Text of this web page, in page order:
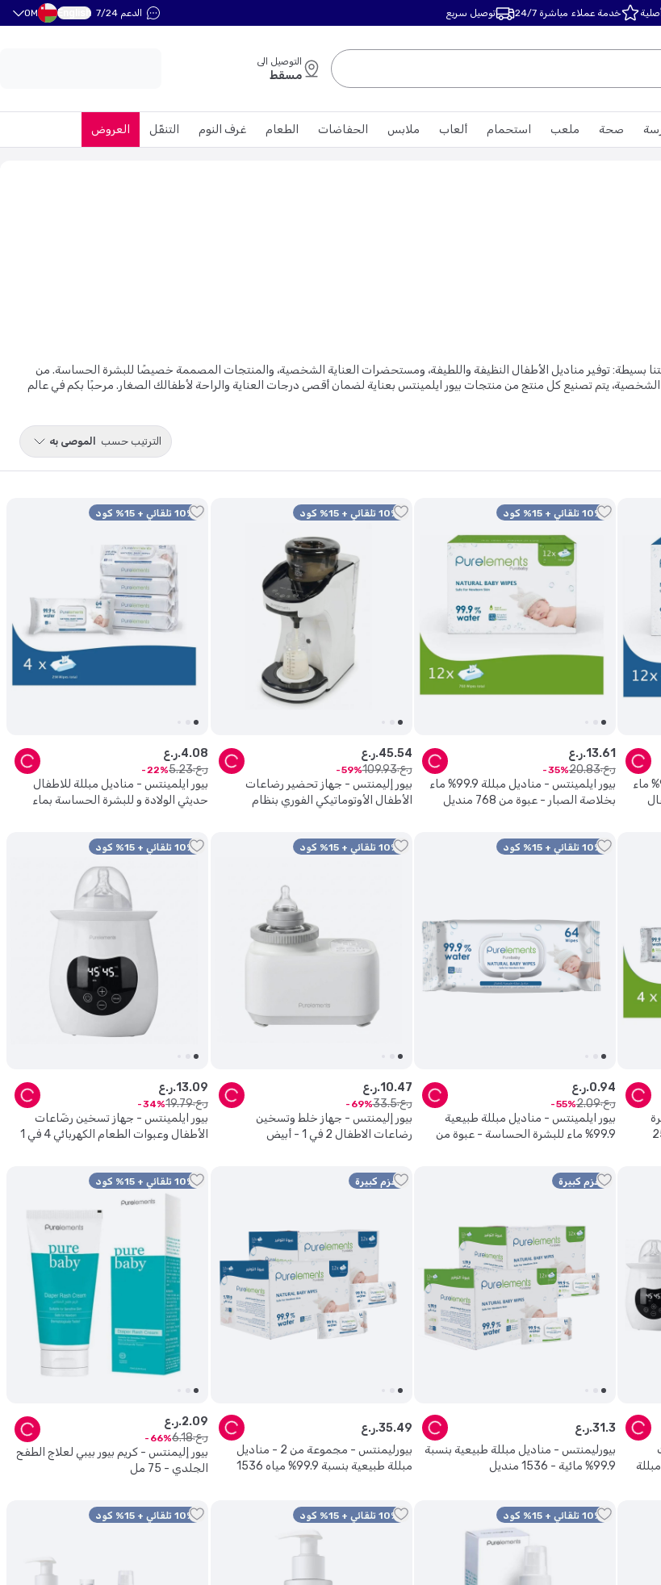
خدمة عملاء مباشرة 24/7 توصيل سريع الدعم 7/24 English
OM
التوصيل الى
مسقط
العروض التنقّل غرف النوم الطعام الحفاضات ملابس ألعاب استحمام ملعب صحة
بسيطة: توفير مناديل الأطفال النظيفة واللطيفة، ومستحضرات العناية الشخصية، والمنتجات المصممة خصيصًا للبشرة الحساسة. من
يتم تصنيع كل منتج من منتجات بيور ايلمينتس بعناية لضمان أقصى درجات العناية والراحة لأطفالك الصغار. مرحبًا بكم في عالم
الترتيب حسب الموصى به
بيور ايلمينتس - مناديل مبللة 99.9% ماء
10% تلقائي + 15% كود
بيور ايلمينتس - مناديل مبللة 99.9% ماء
بخلاصة الصبار - عبوة من 768 منديل
ر.ع.13.61
ر.ع.
20.83
35
10% تلقائي + 15% كود
بيور إليمنتس - جهاز تحضير رضاعات
الأطفال الأوتوماتيكي الفوري بنظام
ر.ع.45.54
ر.ع.
109.93
59
10% تلقائي + 15% كود
بيور ايلمينتس - مناديل مبللة للاطفال
حديثي الولادة و للبشرة الحساسة بماء
ر.ع.4.08
ر.ع.
5.23
22
- 256
10% تلقائي + 15% كود
بيور ايلمينتس - مناديل مبللة طبيعية
99.9% ماء للبشرة الحساسة - عبوة من
ر.ع.0.94
ر.ع.
2.09
55
10% تلقائي + 15% كود
بيور إليمنتس - جهاز خلط وتسخين
رضاعات الاطفال 2 في 1 - أبيض
ر.ع.10.47
ر.ع.
33.5
69
10% تلقائي + 15% كود
بيور ايلمينتس - جهاز تسخين رضّاعات
الأطفال وعبوات الطعام الكهربائي 4 في 1
ر.ع.13.09
ر.ع.
19.79
34
مبللة
حزم كبيرة
بيورليمنتس - مناديل مبللة طبيعية بنسبة
99.9% مائية - 1536 منديل
ر.ع.31 .3
حزم كبيرة
بيورليمنتس - مجموعة من 2 - مناديل
مبللة طبيعية بنسبة 99.9% مياه 1536
ر.ع.35.49
10% تلقائي + 15% كود
بيور إليمنتس - كريم بيور بيبي لعلاج الطفح
الجلدي - 75 مل
ر.ع.2.09
ر.ع.
6.18
66
10% تلقائي + 15% كود 10% تلقائي + 15% كود 10% تلقائي + 15% كود